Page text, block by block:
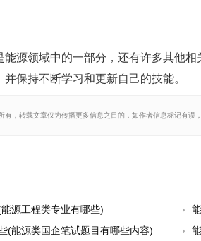
能源领域中的一部分，还有许多其他
保持不断学习和更新自己的技能。
有，转载文章仅为传播更多信息之目的，如作者信息标记有误
源工程类专业有哪些)
(能源类国企笔试题目有哪些内容)